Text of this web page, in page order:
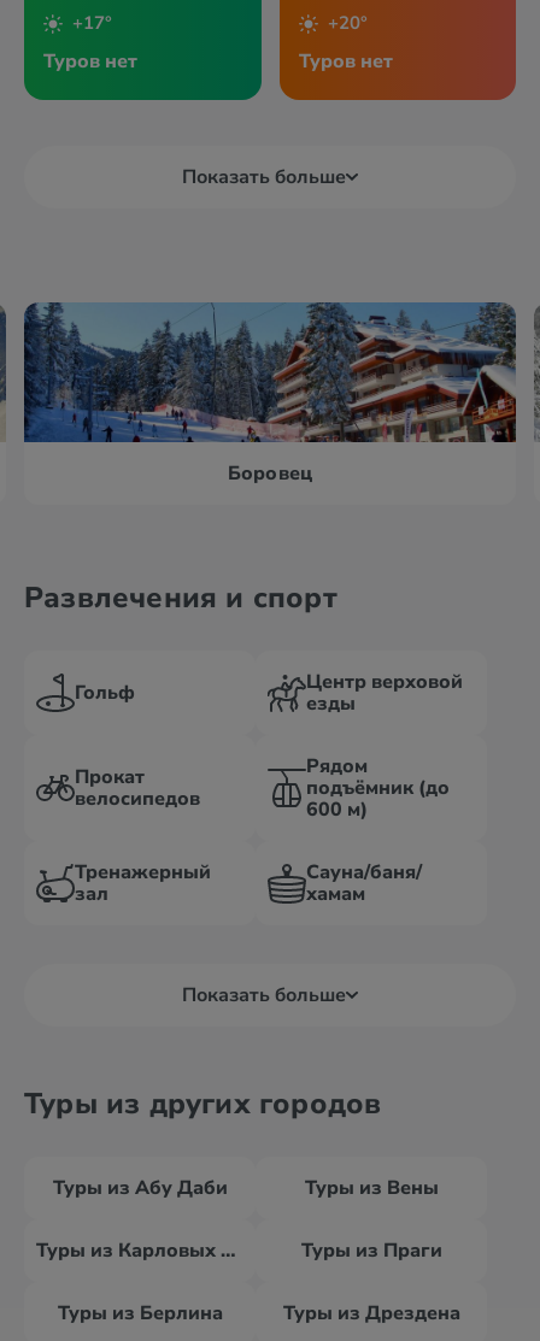
+17°
Туров нет
+20°
Туров нет
Показать больше
Боровец
Развлечения и спорт
Гольф
Центр верховой
езды
Прокат
велосипедов
Рядом
подъёмник (до
600 м)
Тренажерный
зал
Сауна/баня/
хамам
Показать больше
Туры из других городов
Туры из Абу Даби Туры из Вены
Туры из Карловых Вар Туры из Праги
Туры из Берлина Туры из Дрездена